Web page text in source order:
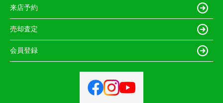
来店予約
売却査定
会員登録